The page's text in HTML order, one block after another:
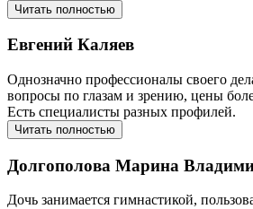
Читать полностью
Евгений Каляев
Однозначно профессионалы своего
вопросы по глазам и зрению, цены
Есть специалисты разных профилей.
Читать полностью
Долгополова Марина
Дочь занимается гимнастикой,